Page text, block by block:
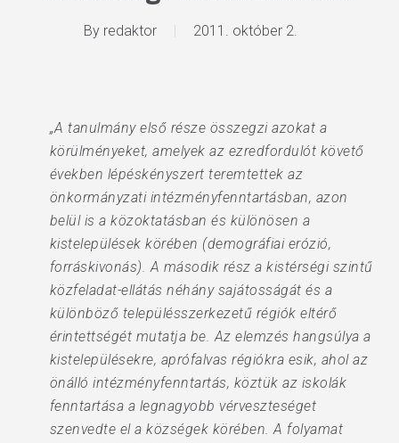
By redaktor 2011. október 2.
„A tanulmány első része összegzi azokat a
körülményeket, amelyek az ezredfordulót követő
években lépéskényszert teremtettek az
önkormányzati intézményfenntartásban, azon
belül is a közoktatásban és különösen a
kistelepülések körében (demográfiai erózió,
forráskivonás). A második rész a kistérségi szintű
közfeladat-ellátás néhány sajátosságát és a
különböző településszerkezetű régiók eltérő
érintettségét mutatja be. Az elemzés hangsúlya a
kistelepülésekre, aprófalvas régiókra esik, ahol az
önálló intézményfenntartás, köztük az iskolák
fenntartása a legnagyobb vérveszteséget
szenvedte el a községek körében. A folyamat